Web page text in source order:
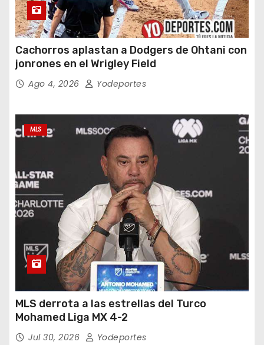
Cachorros aplastan a Dodgers de Ohtani con
jonrones en el Wrigley Field
Ago 4, 2026 Yodeportes
MLS
MLS derrota a las estrellas del Turco
Mohamed Liga MX 4-2
Jul 30, 2026 Yodeportes